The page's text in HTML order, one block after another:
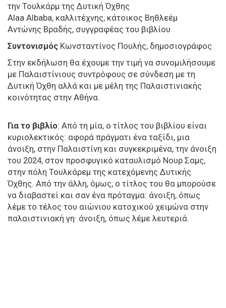
την Τουλκάρμ της Δυτική Όχθης
Alaa Albaba, καλλιτέχνης, κάτοικος Βηθλεέμ
Αντώνης Βραδής, συγγραφέας του βιβλίου
Συντονισμός Κωνσταντίνος Πουλής, δημοσιογράφος
Στην εκδήλωση θα έχουμε την τιμή να συνομιλήσουμε
με Παλαιστίνιους συντρόφους σε σύνδεση με τη
Δυτική Όχθη αλλά και με μέλη της Παλαιστινιακής
κοινότητας στην Αθήνα.
Για το βιβλίο: Από τη μία, ο τίτλος του βιβλίου είναι
κυριολεκτικός: αφορά πράγματι ένα ταξίδι, μια
άνοιξη, στην Παλαιστίνη και συγκεκριμένα, την άνοιξη
του 2024, στον προσφυγικό καταυλισμό Νουρ Σαμς,
στην πόλη Τουλκάρεμ της κατεχόμενης Δυτικής
Όχθης. Από την άλλη, όμως, ο τίτλος του θα μπορούσε
να διαβαστεί και σαν ένα πρόταγμα: άνοιξη, όπως
λέμε το τέλος του αιώνιου κατοχικού χειμώνα στην
παλαιστινιακή γη· άνοιξη, όπως λέμε λευτεριά.